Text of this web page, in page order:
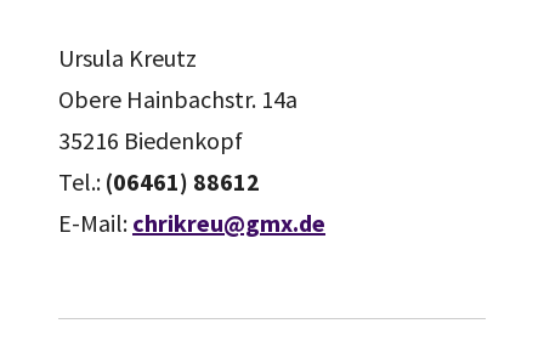
Ursula Kreutz
Obere Hainbachstr. 14a
35216 Biedenkopf
Tel.: (06461) 88612
E-Mail: chrikreu@gmx.de